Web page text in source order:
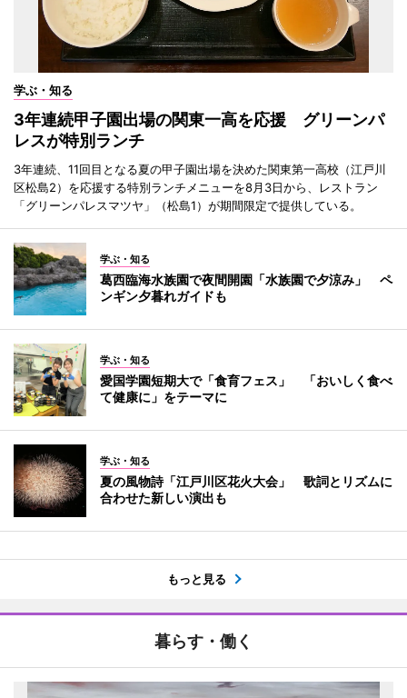
学ぶ・知る
3年連続甲子園出場の関東一高を応援 グリーンパ
レスが特別ランチ
3年連続、11回目となる夏の甲子園出場を決めた関東第一高校（江戸川
区松島2）を応援する特別ランチメニューを8月3日から、レストラン
「グリーンパレスマツヤ」（松島1）が期間限定で提供している。
学ぶ・知る
葛西臨海水族園で夜間開園「水族園で夕涼み」 ペ
ンギン夕暮れガイドも
学ぶ・知る
愛国学園短期大で「食育フェス」 「おいしく食べ
て健康に」をテーマに
学ぶ・知る
夏の風物詩「江戸川区花火大会」 歌詞とリズムに
合わせた新しい演出も
もっと見る
暮らす・働く